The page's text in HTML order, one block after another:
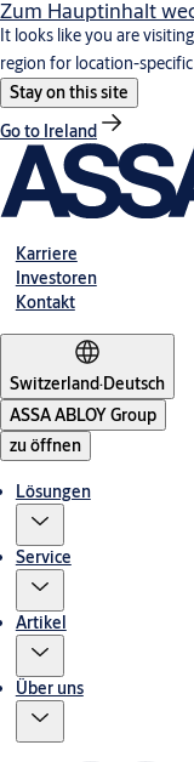
Zum Hauptinhalt
It looks like you are
region for location-
Stay on this site
Go to Ireland
Karriere
Investoren
Kontakt
Switzerland·Deutsch
ASSA ABLOY Group
zu öffnen
Lösungen
Service
Artikel
Über uns